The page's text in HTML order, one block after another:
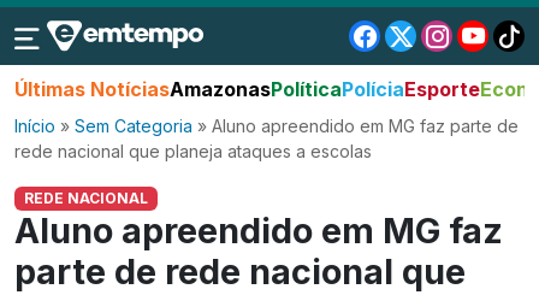
Últimas NotíciasAmazonasPolíticaPolíciaEsporte
Início » Sem Categoria » Aluno apreendido em MG faz parte de
rede nacional que planeja ataques a escolas
REDE NACIONAL
Aluno apreendido em MG faz
parte de rede nacional que